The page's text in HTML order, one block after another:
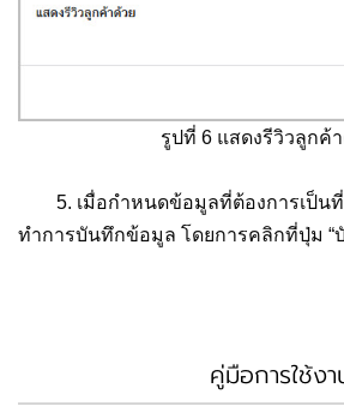
รูปที่ 6 แสดงรีวิวลูกค้
5. เมื่อกำหนดข้อมูลที่ต้องการเป็นที่
ทำการบันทึกข้อมูล โดยการคลิกที่ปุ่ม “
คู่มือการใช้งา